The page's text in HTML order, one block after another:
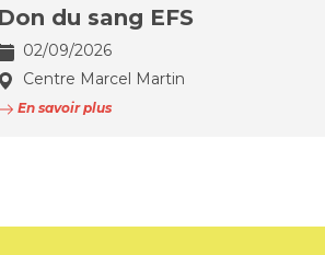
du sang EFS
02/09/2026
Centre Marcel Martin
En savoir plus